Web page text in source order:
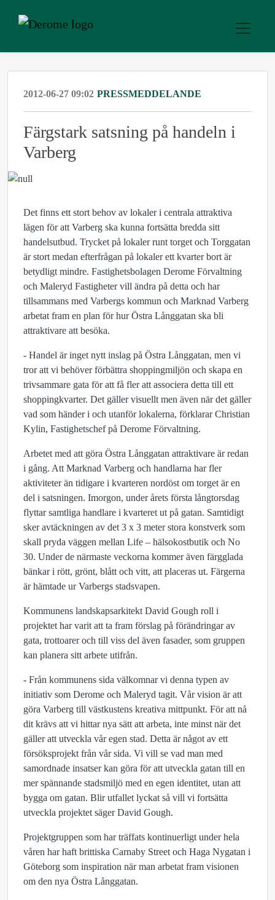
2012-06-27 09:02 PRESSMEDDELANDE
Färgstark satsning på handeln i
Varberg
Det finns ett stort behov av lokaler i centrala attraktiva
lägen för att Varberg ska kunna fortsätta bredda sitt
handelsutbud. Trycket på lokaler runt torget och Torggatan
är stort medan efterfrågan på lokaler ett kvarter bort är
betydligt mindre. Fastighetsbolagen Derome Förvaltning
och Maleryd Fastigheter vill ändra på detta och har
tillsammans med Varbergs kommun och Marknad Varberg
arbetat fram en plan för hur Östra Långgatan ska bli
attraktivare att besöka.
- Handel är inget nytt inslag på Östra Långgatan, men vi
tror att vi behöver förbättra shoppingmiljön och skapa en
trivsammare gata för att få fler att associera detta till ett
shoppingkvarter. Det gäller visuellt men även när det gäller
vad som händer i och utanför lokalerna, förklarar Christian
Kylin, Fastighetschef på Derome Förvaltning.
Arbetet med att göra Östra Långgatan attraktivare är redan
i gång. Att Marknad Varberg och handlarna har fler
aktiviteter än tidigare i kvarteren nordöst om torget är en
del i satsningen. Imorgon, under årets första långtorsdag
flyttar samtliga handlare i kvarteret ut på gatan. Samtidigt
sker avtäckningen av det 3 x 3 meter stora konstverk som
skall pryda väggen mellan Life – hälsokostbutik och No
30. Under de närmaste veckorna kommer även färgglada
bänkar i rött, grönt, blått och vitt, att placeras ut. Färgerna
är hämtade ur Varbergs stadsvapen.
Kommunens landskapsarkitekt David Gough roll i
projektet har varit att ta fram förslag på förändringar av
gata, trottoarer och till viss del även fasader, som gruppen
kan planera sitt arbete utifrån.
- Från kommunens sida välkomnar vi denna typen av
initiativ som Derome och Maleryd tagit. Vår vision är att
göra Varberg till västkustens kreativa mittpunkt. För att nå
dit krävs att vi hittar nya sätt att arbeta, inte minst när det
gäller att utveckla vår egen stad. Detta är något av ett
försöksprojekt från vår sida. Vi vill se vad man med
samordnade insatser kan göra för att utveckla gatan till en
mer spännande stadsmiljö med en egen identitet, utan att
bygga om gatan. Blir utfallet lyckat så vill vi fortsätta
utveckla projektet säger David Gough.
Projektgruppen som har träffats kontinuerligt under hela
våren har haft brittiska Carnaby Street och Haga Nygatan i
Göteborg som inspiration när man arbetat fram visionen
om den nya Östra Långgatan.